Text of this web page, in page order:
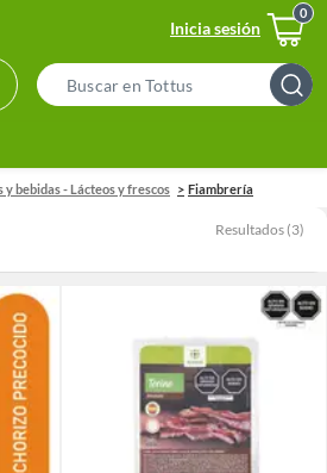
Inicia sesión
Search
Bar
y bebidas - Lácteos y frescos Fiambrería
Resultados (3)